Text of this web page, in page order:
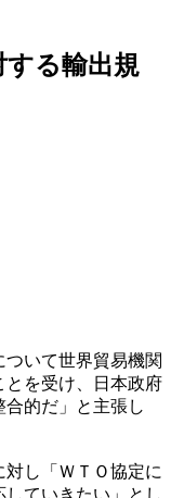
する輸出規
いて世界貿易機関
とを受け、日本政府
的だ」と主張し
し「ＷＴＯ協定に
ていきたい」とし